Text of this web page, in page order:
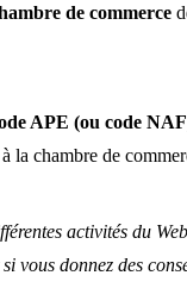
de commerce
APE (ou code
chambre de
activités du
vous donnez des